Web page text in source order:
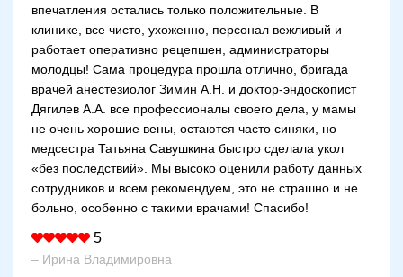
впечатления остались только положительные. В
клинике, все чисто, ухоженно, персонал вежливый и
работает оперативно рецепшен, администраторы
молодцы! Сама процедура прошла отлично, бригада
врачей анестезиолог Зимин А.Н. и доктор-эндоскопист
Дягилев А.А. все профессионалы своего дела, у мамы
не очень хорошие вены, остаются часто синяки, но
медсестра Татьяна Савушкина быстро сделала укол
«без последствий». Мы высоко оценили работу данных
сотрудников и всем рекомендуем, это не страшно и не
больно, особенно с такими врачами! Спасибо!
5
– Ирина Владимировна